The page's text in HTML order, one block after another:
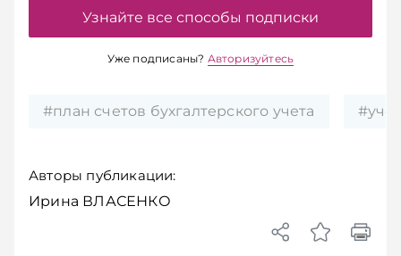
Узнайте все способы подписки
Уже подписаны? Авторизуйтесь
#план счетов бухгалтерского учета
Авторы публикации:
Ирина ВЛАСЕНКО